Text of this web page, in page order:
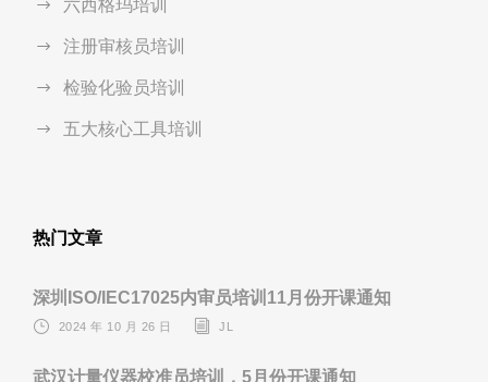
六西格玛培训
注册审核员培训
检验化验员培训
五大核心工具培训
热门文章
深圳ISO/IEC17025内审员培训11月份开课通知
2024 年 10 月 26 日 JL
武汉计量仪器校准员培训，5月份开课通知